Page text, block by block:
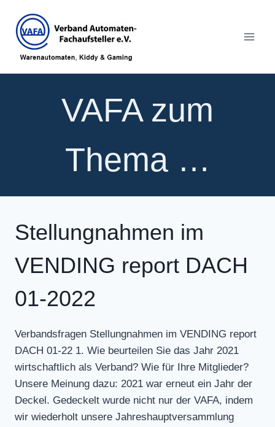
Inhalt
springen
VAFA zum
Thema …
Stellungnahmen im
VENDING report DACH
01-2022
Verbandsfragen Stellungnahmen im VENDING report
DACH 01-22 1. Wie beurteilen Sie das Jahr 2021
wirtschaftlich als Verband? Wie für Ihre Mitglieder?
Unsere Meinung dazu: 2021 war erneut ein Jahr der
Deckel. Gedeckelt wurde nicht nur der VAFA, indem
wir wiederholt unsere Jahreshauptversammlung